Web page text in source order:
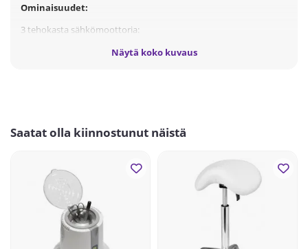
Ominaisuudet:
3 tehokasta sähkömoottoria:
Päänsijassa oleva hengitysaukko tekee tuolista täydellisen myös
Verhoilu kestävää, helposti puhdistettavaa ekonahkaa, joka
täyttää EU-vaatimukset.
Tekniset tiedot:
Mitat makuuasennossa (päänsijan kanssa): 62 × 200 cm
Näytä koko kuvaus
Saatat olla kiinnostunut näistä